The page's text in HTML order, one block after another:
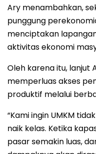
Ary menambahkan,
punggung
menciptakan
aktivitas ekonomi
Oleh karena itu, lanjut
memperluas akses
produktif melalui
“Kami ingin UMKM
naik kelas. Ketika
pasar semakin luas,